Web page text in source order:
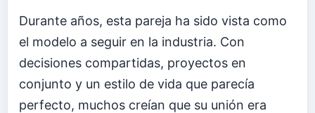
Durante años, esta pareja ha sido vista como
el modelo a seguir en la industria. Con
decisiones compartidas, proyectos en
conjunto y un estilo de vida que parecía
perfecto, muchos creían que su unión era